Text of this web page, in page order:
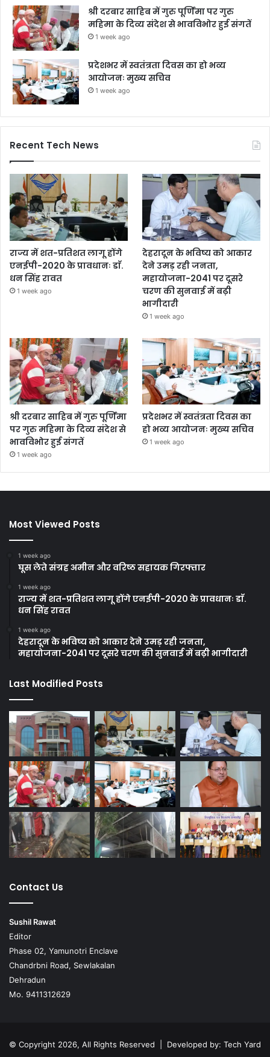
श्री दरबार साहिब में गुरु पूर्णिमा पर गुरु
महिमा के दिव्य संदेश से भावविभोर हुई संगतें
1 week ago
प्रदेशभर में स्वतंत्रता दिवस का हो भव्य
आयोजनः मुख्य सचिव
1 week ago
Recent Tech News
राज्य में शत-प्रतिशत लागू होंगे
एनईपी-2020 के प्रावधानः डाॅ.
धन सिंह रावत
1 week ago
देहरादून के भविष्य को आकार
देने उमड़ रही जनता,
महायोजना-2041 पर दूसरे
चरण की सुनवाई में बढ़ी
भागीदारी
1 week ago
श्री दरबार साहिब में गुरु पूर्णिमा
पर गुरु महिमा के दिव्य संदेश से
भावविभोर हुई संगतें
1 week ago
प्रदेशभर में स्वतंत्रता दिवस का
हो भव्य आयोजनः मुख्य सचिव
1 week ago
Most Viewed Posts
1 week ago
घूस लेते संग्रह अमीन और वरिष्ठ सहायक गिरफ्तार
1 week ago
राज्य में शत-प्रतिशत लागू होंगे एनईपी-2020 के प्रावधानः डाॅ.
धन सिंह रावत
1 week ago
देहरादून के भविष्य को आकार देने उमड़ रही जनता,
महायोजना-2041 पर दूसरे चरण की सुनवाई में बढ़ी भागीदारी
Last Modified Posts
Contact Us
Sushil Rawat
Editor
Phase 02, Yamunotri Enclave
Chandrbni Road, Sewlakalan
Dehradun
Mo. 9411312629
© Copyright 2026, All Rights Reserved | Developed by: Tech Yard